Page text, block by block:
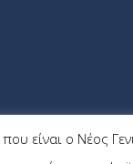
είναι ο Νέος